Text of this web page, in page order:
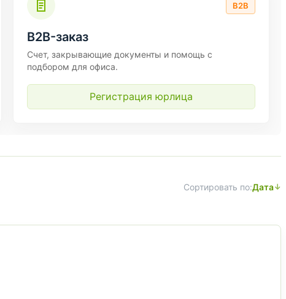
B2B
B2B-заказ
Счет, закрывающие документы и помощь с
подбором для офиса.
Регистрация юрлица
Сортировать по:Дата